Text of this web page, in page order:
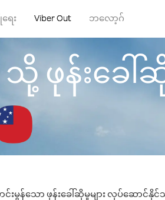
ေး Viber Out ဘလော့ဂ်
သို့ ဖုန်းခေါ်
မွန်သော ဖုန်းခေါ်ဆိုမှုများ လုပ်ဆောင်နို